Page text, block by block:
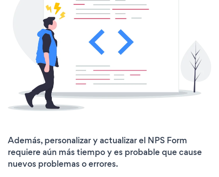
Además, personalizar y actualizar el NPS Form
requiere aún más tiempo y es probable que cause
nuevos problemas o errores.